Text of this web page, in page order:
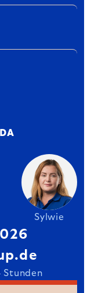
Sylwie